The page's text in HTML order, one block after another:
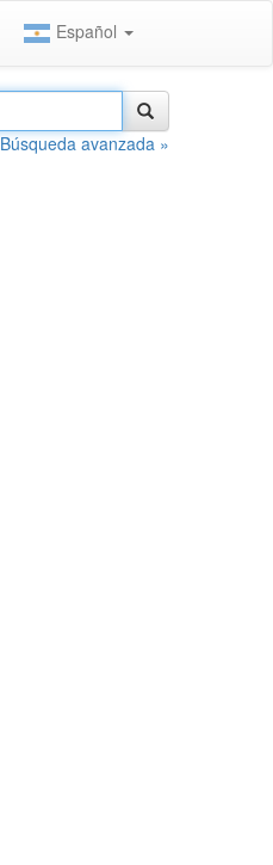
Español
Búsqueda avanzada »